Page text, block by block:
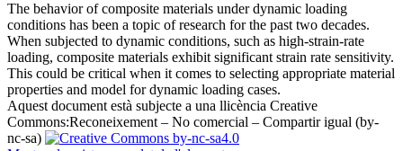
The behavior of composite materials under dynamic loading
conditions has been a topic of research for the past two decades.
When subjected to dynamic conditions, such as high-strain-rate
loading, composite materials exhibit significant strain rate sensitivity.
This could be critical when it comes to selecting appropriate material
properties and model for dynamic loading cases. ​
Aquest document està subjecte a una llicència Creative
Commons:Reconeixement – No comercial – Compartir igual (by-
nc-sa)